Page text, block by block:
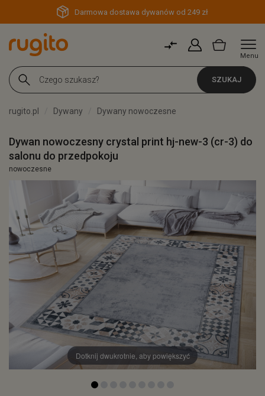
Darmowa dostawa dywanów od 249 zł
Menu
SZUKAJ
rugito.pl Dywany Dywany nowoczesne
Dywan nowoczesny crystal print hj-new-3 (cr-3) do
salonu do przedpokoju
nowoczesne
Dotknij dwukrotnie, aby powiększyć